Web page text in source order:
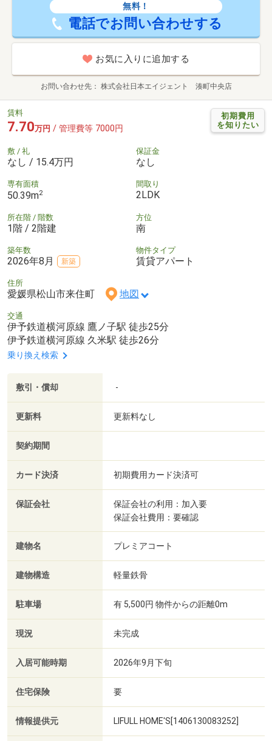
無料！
電話でお問い合わせする
お気に入りに追加する
お問い合わせ先 株式会社日本エイジェント 湊町中央店
初期費用
を知りたい
賃料
7.70万円 / 管理費等 7000円
敷 / 礼
なし / 15.4万円
保証金
なし
専有面積
50.39m2
間取り
2LDK
所在階 / 階数
1階 / 2階建
方位
南
築年数
2026年8月 新築
物件タイプ
賃貸アパート
住所
愛媛県松山市来住町 地図
交通
伊予鉄道横河原線 鷹ノ子駅 徒歩25分
伊予鉄道横河原線 久米駅 徒歩26分
乗り換え検索
敷引・償却 -
更新料 更新料なし
契約期間
カード決済 初期費用カード決済可
保証会社
保証会社の利用：加入要
保証会社費用：要確認
建物名 プレミアコート
建物構造 軽量鉄骨
駐車場 有 5,500円 物件からの距離0m
現況 未完成
入居可能時期 2026年9月下旬
住宅保険 要
情報提供元 LIFULL HOME'S[1406130083252]